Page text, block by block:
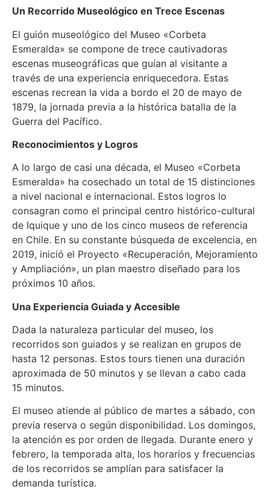
Un Recorrido Museológico en Trece Escenas
El guión museológico del Museo «Corbeta
Esmeralda» se compone de trece cautivadoras
escenas museográficas que guían al visitante a
través de una experiencia enriquecedora. Estas
escenas recrean la vida a bordo el 20 de mayo de
1879, la jornada previa a la histórica batalla de la
Guerra del Pacífico.
Reconocimientos y Logros
A lo largo de casi una década, el Museo «Corbeta
Esmeralda» ha cosechado un total de 15 distinciones
a nivel nacional e internacional. Estos logros lo
consagran como el principal centro histórico-cultural
de Iquique y uno de los cinco museos de referencia
en Chile. En su constante búsqueda de excelencia, en
2019, inició el Proyecto «Recuperación, Mejoramiento
y Ampliación», un plan maestro diseñado para los
próximos 10 años.
Una Experiencia Guiada y Accesible
Dada la naturaleza particular del museo, los
recorridos son guiados y se realizan en grupos de
hasta 12 personas. Estos tours tienen una duración
aproximada de 50 minutos y se llevan a cabo cada
15 minutos.
El museo atiende al público de martes a sábado, con
previa reserva o según disponibilidad. Los domingos,
la atención es por orden de llegada. Durante enero y
febrero, la temporada alta, los horarios y frecuencias
de los recorridos se amplían para satisfacer la
demanda turística.